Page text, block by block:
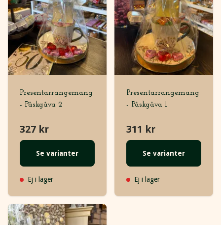
Presentarrangemang
- Påskgåva 2
327 kr
Se varianter
Ej i lager
Presentarrangemang
- Påskgåva 1
311 kr
Se varianter
Ej i lager